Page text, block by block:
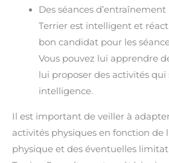
Des séances
Terrier est intelligent et
bon candidat pour les
Vous pouvez lui apprendre
lui proposer des activités qui
intelligence.
Il est important de veiller à
activités physiques en fonction de
physique et des éventuelles